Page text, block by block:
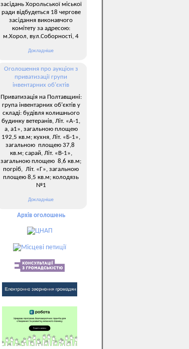
засідань Хорольської міської
ради відбудеться 18 чергове
засідання виконавчого
комітету за адресою:
м.Хорол, вул.Соборності, 4
Докладніше
Оголошення про аукціон з
приватизації групи
інвентарних об’єктів
Приватизація на Полтавщині:
група інвентарних об’єктів у
складі: будівля колишнього
будинку ветеранів, Літ. «А-1,
а, а1», загальною площею
192,5 кв.м; кухня, Літ. «Б-1»,
загальною площею 37,8
кв.м; сарай, Літ. «В-1»,
загальною площею 8,6 кв.м;
погріб, Літ. «Г», загальною
площею 8,5 кв.м; колодязь
№1
Докладніше
Архів оголошень